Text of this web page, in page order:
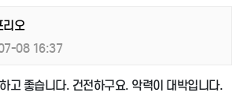
리오
08 16:37
고 좋습니다. 건전하구요. 악력이 대박입니다.